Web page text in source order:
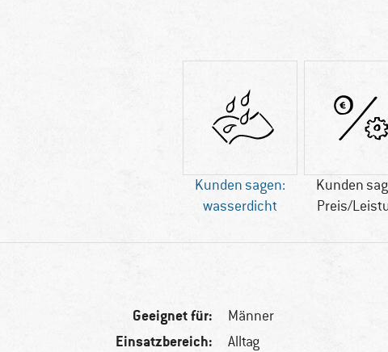
Kunden sagen:
wasserdicht
Kunden
Preis/
Geeignet für: Männer
Einsatzbereich: Alltag